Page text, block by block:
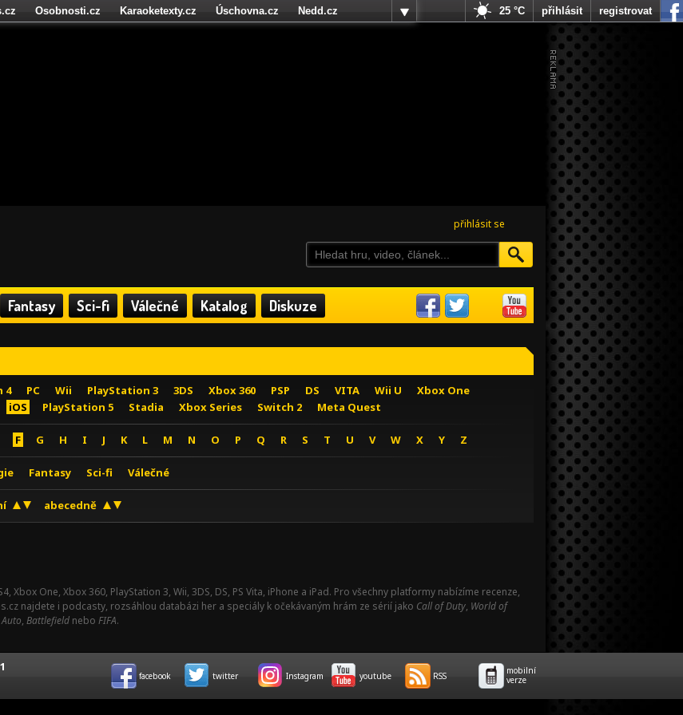
přihlásit se
Fantasy Sci-fi Válečné Katalog Diskuze
4 PC Wii PlayStation 3 3DS Xbox 360 PSP DS VITA Wii U
Xbox One
iOS PlayStation 5 Stadia Xbox Series Switch 2 Meta Quest
F G H I J K L M N O P Q R S T U V W X Y Z
Fantasy Sci-fi Válečné
abecedně
Xbox One, Xbox 360, PlayStation 3, Wii, 3DS, DS, PS Vita, iPhone a iPad. Pro všechny platformy nabízíme recenze,
najdete i podcasty, rozsáhlou databázi her a speciály k očekávaným hrám ze sérií jako Call of Duty, World of
, Battlefield nebo FIFA.
Osobnosti.cz Karaoketexty.cz Úschovna.cz
Nedd.cz
25 °C přihlásit registrovat
facebook twitter Instagram youtube RSS
mobilní
verze